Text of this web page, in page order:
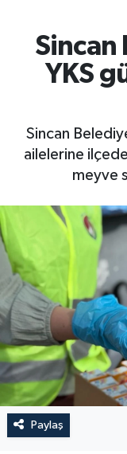
Sincan
YKS
Sincan
ailelerine
meyve
Paylaş